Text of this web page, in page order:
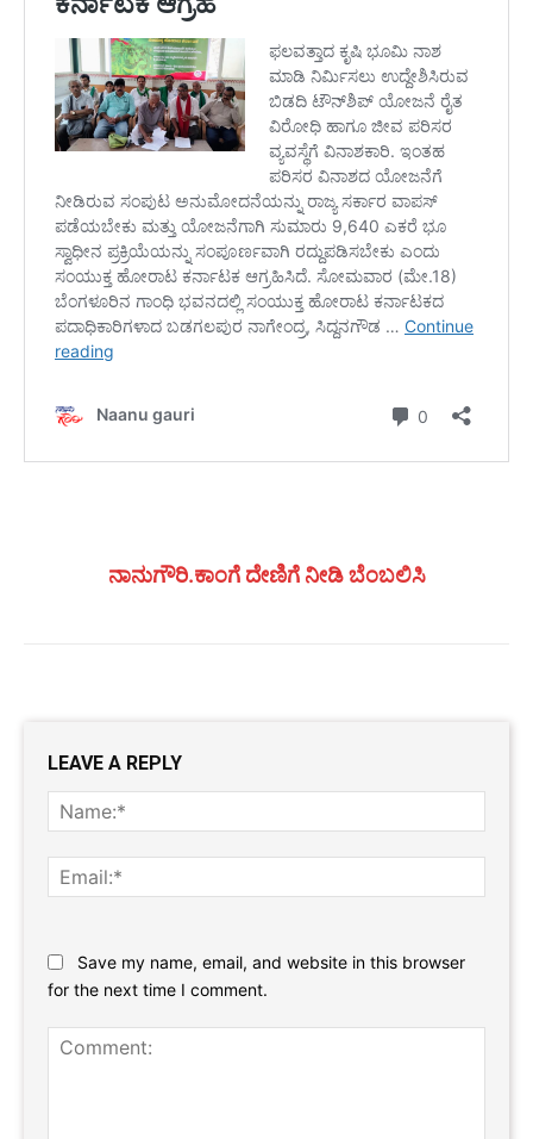
ನಾನುಗೌರಿ.ಕಾಂಗೆ ದೇಣಿಗೆ ನೀಡಿ ಬೆಂಬಲಿಸಿ
LEAVE A REPLY
Save my name, email, and website in this browser
for the next time I comment.